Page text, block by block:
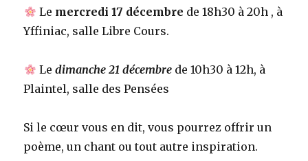
Le mercredi 17 décembre de 18h30 à 20h , à
Yffiniac, salle Libre Cours.
Le dimanche 21 décembrede 10h30 à 12h, à
Plaintel, salle des Pensées
Si le cœur vous en dit, vous pourrez offrir un
poème, un chant ou tout autre inspiration.